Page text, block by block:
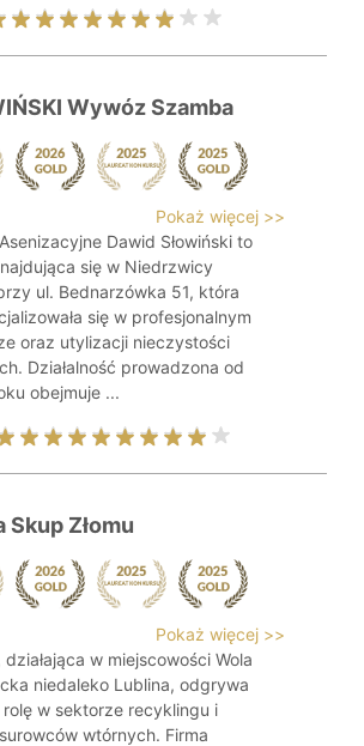
Wywóz Szamba
Pokaż więcej >>
Dawid Słowiński to
się w Niedrzwicy
ul. Bednarzówka 51, która
się w profesjonalnym
oraz utylizacji nieczystości
Działalność prowadzona od
obejmuje ...
Skup Złomu
Pokaż więcej >>
działająca w miejscowości Wola
niedaleko Lublina, odgrywa
rolę w sektorze recyklingu i
wtórnych. Firma